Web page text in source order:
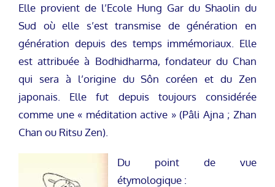
Elle provient de l’Ecole Hung Gar du Shaolin du
Sud où elle s’est transmise de génération en
génération depuis des temps immémoriaux. Elle
est attribuée à Bodhidharma, fondateur du Chan
qui sera à l’origine du Sôn coréen et du Zen
japonais. Elle fut depuis toujours considérée
comme une « méditation active » (Pâli Ajna ; Zhan
Chan ou Ritsu Zen).
Du point de vue
étymologique :